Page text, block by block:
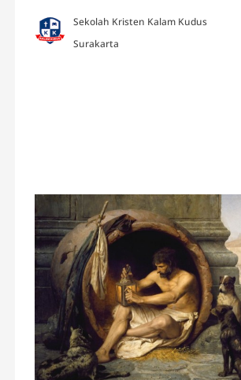
Sekolah Kristen Kalam Kudus
Surakarta